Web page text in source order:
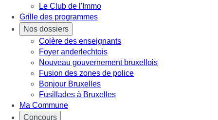
Le Club de l'Immo
Grille des programmes
Nos dossiers
Colère des enseignants
Foyer anderlechtois
Nouveau gouvernement bruxellois
Fusion des zones de police
Bonjour Bruxelles
Fusillades à Bruxelles
Ma Commune
Concours